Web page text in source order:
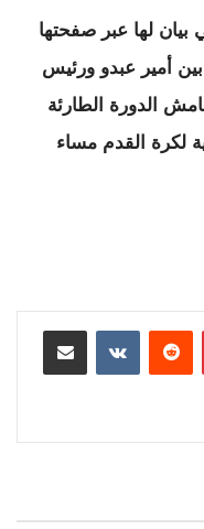
بيان لها عبر صفحتها
أمير عبدو ورئيس
الدورة الطارئة
لكرة القدم مساء
بينتيريست مشاركة عبر البريد